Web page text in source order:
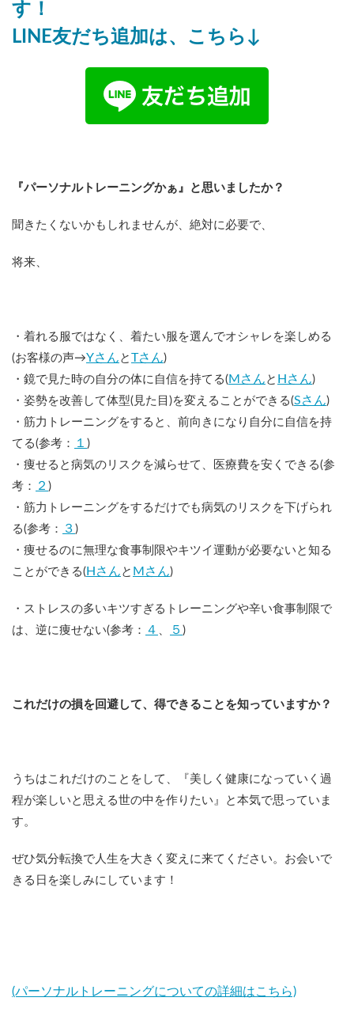
す！
LINE友だち追加は、こちら↓
『パーソナルトレーニングかぁ』と思いましたか？
聞きたくないかもしれませんが、絶対に必要で、
将来、
・着れる服ではなく、着たい服を選んでオシャレを楽しめる
(お客様の声→Yさん と Tさん)
・鏡で見た時の自分の体に自信を持てる( Mさん と Hさん)
・姿勢を改善して体型(見た目)を変えることができる(Sさん)
・筋力トレーニングをすると、前向きになり自分に自信を持
てる(参考：
１ )
・痩せると病気のリスクを減らせて、医療費を安くできる(参
考：
２ )
・筋力トレーニングをするだけでも病気のリスクを下げられ
る(参考：
３ )
・痩せるのに無理な食事制限やキツイ運動が必要ないと知る
ことができる( Hさん と Mさん)
・ストレスの多いキツすぎるトレーニングや辛い食事制限で
は、逆に痩せない(参考： ４ 、 ５ )
これだけの損を回避して、得できることを知っていますか？
うちはこれだけのことをして、『美しく健康になっていく過
程が楽しいと思える世の中を作りたい』と本気で思っていま
す。
ぜひ気分転換で人生を大きく変えに来てください。お会いで
きる日を楽しみにしています！
(パーソナルトレーニングについての詳細はこちら)